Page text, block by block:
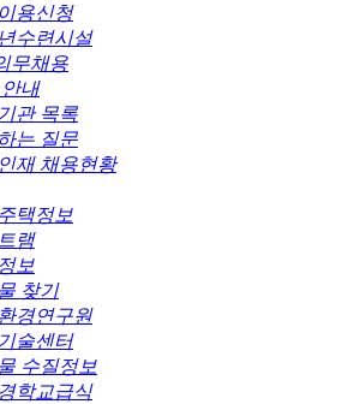
용신청
수련시설
무채용
내
관 목록
는 질문
재 채용현황
택정보
램
보
찾기
경연구원
술센터
수질정보
학교급식